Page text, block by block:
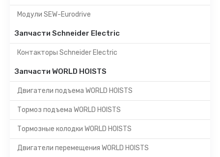
Модули SEW-Eurodrive
Запчасти Schneider Electric
Контакторы Schneider Electric
Запчасти WORLD HOISTS
Двигатели подъема WORLD HOISTS
Тормоз подъема WORLD HOISTS
Тормозные колодки WORLD HOISTS
Двигатели перемещения WORLD HOISTS